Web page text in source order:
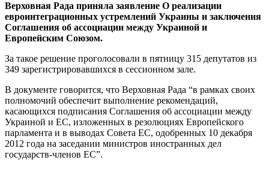
Верховная Рада приняла заявление О реализации
евроинтеграционных устремлений Украины и заключения
Соглашения об ассоциации между Украиной и
Европейским Союзом.
За такое решение проголосовали в пятницу 315 депутатов из
349 зарегистрировавшихся в сессионном зале.
В документе говорится, что Верховная Рада “в рамках своих
полномочий обеспечит выполнение рекомендаций,
касающихся подписания Соглашения об ассоциации между
Украиной и ЕС, изложенных в резолюциях Европейского
парламента и в выводах Совета ЕС, одобренных 10 декабря
2012 года на заседании министров иностранных дел
государств-членов ЕС”.